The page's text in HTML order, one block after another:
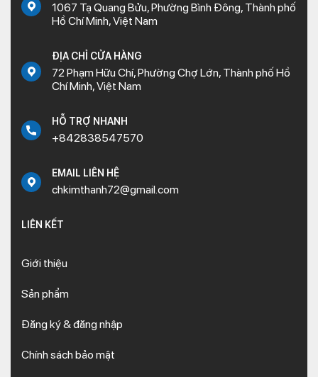
1067 Tạ Quang Bửu, Phường Bình Đông, Thành phố
Hồ Chí Minh, Việt Nam
ĐỊA CHỈ CỬA HÀNG
72 Phạm Hữu Chí, Phường Chợ Lớn, Thành phố Hồ
Chí Minh, Việt Nam
HỖ TRỢ NHANH
+842838547570
EMAIL LIÊN HỆ
chkimthanh72@gmail.com
LIÊN KẾT
Giới thiệu
Sản phẩm
Đăng ký & đăng nhập
Chính sách bảo mật